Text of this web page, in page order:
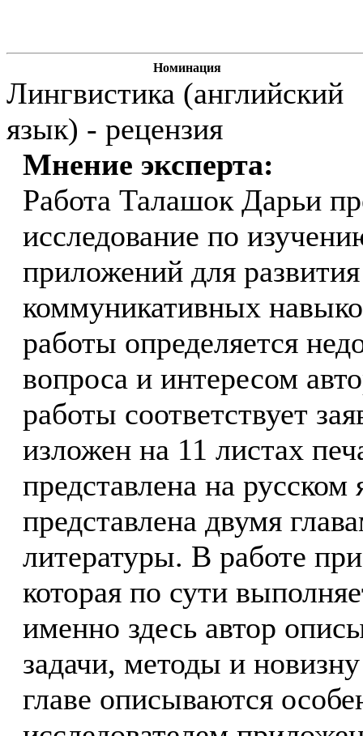
Номинация
Лингвистика (английский
язык) - рецензия
Мнение эксперта:
Работа Талашок Дарьи
исследование по
приложений для
коммуникативных
работы определяется
вопроса и интересом
работы соответствует
изложен на 11 листах
представлена на
представлена двумя
литературы. В работе
которая по сути
именно здесь автор
задачи, методы и
главе описываются